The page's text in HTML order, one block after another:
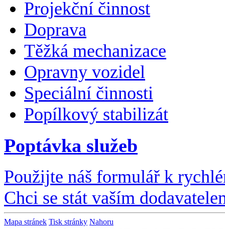
Projekční činnost
Doprava
Těžká mechanizace
Opravny vozidel
Speciální činnosti
Popílkový stabilizát
Poptávka služeb
Použijte náš formulář k
Chci se stát vaším
Mapa stránek Tisk stránky Nahoru